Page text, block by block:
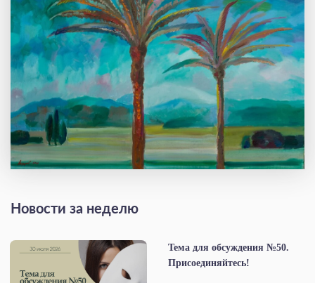
Новости за неделю
Тема для обсуждения №50.
Присоединяйтесь!